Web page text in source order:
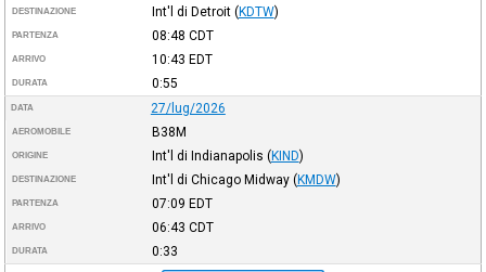
DESTINAZIONE Int'l di Detroit (KDTW)
PARTENZA 08:48 CDT
ARRIVO 10:43 EDT
DURATA 0:55
DATA 27/lug/2026
AEROMOBILE B38M
ORIGINE Int'l di Indianapolis (KIND)
DESTINAZIONE Int'l di Chicago Midway (KMDW)
PARTENZA 07:09 EDT
ARRIVO 06:43 CDT
DURATA 0:33